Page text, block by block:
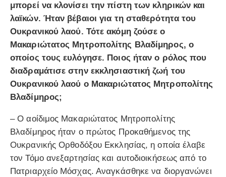
μπορεί να κλονίσει την πίστη των κληρικών και
λαϊκών. Ήταν βέβαιοι για τη σταθερότητα του
Ουκρανικού λαού. Τότε ακόμη ζούσε ο
Μακαριώτατος Μητροπολίτης Βλαδίμηρος, ο
οποίος τους ευλόγησε. Ποιος ήταν ο ρόλος που
διαδραμάτισε στην εκκλησιαστική ζωή του
Ουκρανικού λαού ο Μακαριώτατος Μητροπολίτης
Βλαδίμηρος;
– Ο αοίδιμος Μακαριώτατος Μητροπολίτης
Βλαδίμηρος ήταν ο πρώτος Προκαθήμενος της
Ουκρανικής Ορθοδόξου Εκκλησίας, η οποία έλαβε
τον Τόμο ανεξαρτησίας και αυτοδιοικήσεως από το
Πατριαρχείο Μόσχας. Αναγκάσθηκε να διοργανώνει